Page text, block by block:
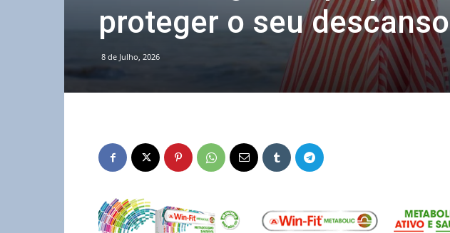
proteger o seu descanso
8 de Julho, 2026